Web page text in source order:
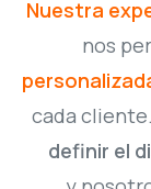
Nuestra
nos
cada
definir el